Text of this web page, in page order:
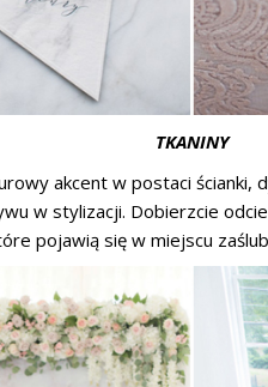
TKANINY
akcent w postaci ścianki,
w stylizacji. Dobierzcie
pojawią się w miejscu